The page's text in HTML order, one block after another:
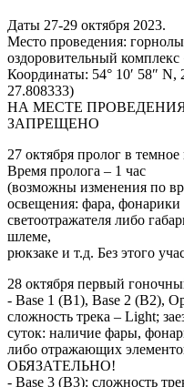
Даты 27-29 октября 2023.
Место проведения:
оздоровительный комплекс
Координаты: 54° 10′ 58″ N,
27.808333)
НА МЕСТЕ
ЗАПРЕЩЕНО
27 октября пролог в
Время пролога – 1 час
(возможны изменения по
освещения: фара, фонарики
светоотражателя либо
шлеме,
рюкзаке и т.д. Без этого
28 октября первый
- Base 1 (В1), Base 2 (В2),
сложность трека – Light;
суток: наличие фары,
либо отражающих
ОБЯЗАТЕЛЬНО!
- Base 3 (В3): сложность